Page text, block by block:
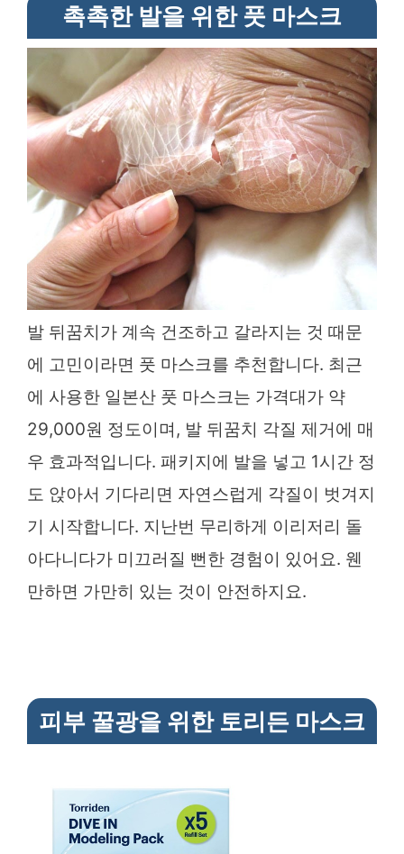
촉촉한 발을 위한 풋 마스크
발 뒤꿈치가 계속 건조하고 갈라지는 것 때문
에 고민이라면 풋 마스크를 추천합니다. 최근
에 사용한 일본산 풋 마스크는 가격대가 약
29,000원 정도이며, 발 뒤꿈치 각질 제거에 매
우 효과적입니다. 패키지에 발을 넣고 1시간 정
도 앉아서 기다리면 자연스럽게 각질이 벗겨지
기 시작합니다. 지난번 무리하게 이리저리 돌
아다니다가 미끄러질 뻔한 경험이 있어요. 웬
만하면 가만히 있는 것이 안전하지요.
피부 꿀광을 위한 토리든 마스크